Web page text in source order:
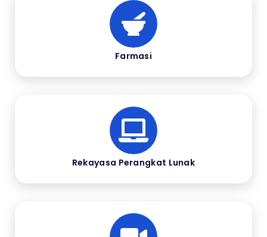
Farmasi
Rekayasa Perangkat Lunak